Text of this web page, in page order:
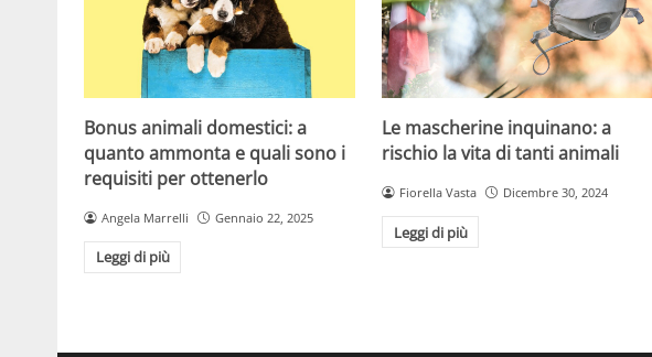
Bonus animali domestici: a
quanto ammonta e quali sono i
requisiti per ottenerlo
Angela Marrelli Gennaio 22, 2025
Leggi di più
Le mascherine inquinano: a
rischio la vita di tanti animali
Fiorella Vasta Dicembre 30, 2024
Leggi di più